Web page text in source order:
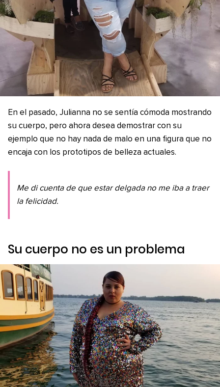
En el pasado, Julianna no se sentía cómoda mostrando
su cuerpo, pero ahora desea demostrar con su
ejemplo que no hay nada de malo en una figura que no
encaja con los prototipos de belleza actuales.
Me di cuenta de que estar delgada no me iba a traer
la felicidad.
Su cuerpo no es un problema